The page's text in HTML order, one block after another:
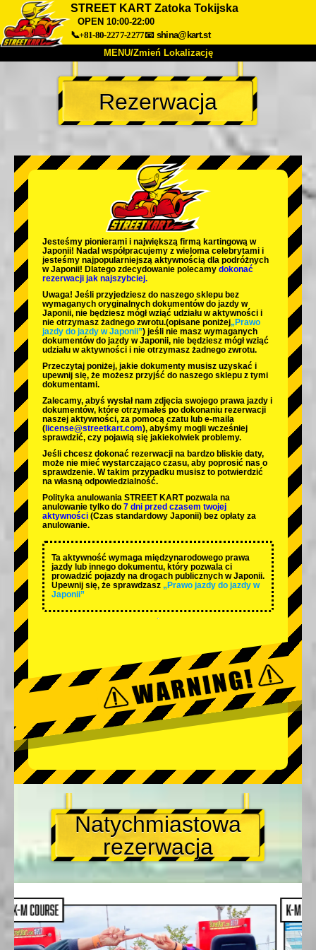
STREET KART Zatoka Tokijska
OPEN 10:00-22:00
📞+81-80-2277-2277📧 shina@kart.st
MENU/Zmień Lokalizację
O nas Specyfikacja Cena
Dojazd Opinie
Zmień Lokalizację
Tokyo Akihabara#1
Tokyo Akihabara#2
Tokyo Shibuya Annex Tokyo Bay
Tokyo Asakusa Osaka
Okinawa
Rezerwacja
Jesteśmy pionierami i największą firmą kartingową w
Japonii! Nadal współpracujemy z wieloma celebrytami i
jesteśmy najpopularniejszą aktywnością dla podróżnych
w Japonii! Dlatego zdecydowanie polecamy dokonać
rezerwacji jak najszybciej.
Uwaga! Jeśli przyjedziesz do naszego sklepu bez
wymaganych oryginalnych dokumentów do jazdy w
Japonii, nie będziesz mógł wziąć udziału w aktywności i
nie otrzymasz żadnego zwrotu.(opisane poniżej„Prawo
jazdy do jazdy w Japonii”) jeśli nie masz wymaganych
dokumentów do jazdy w Japonii, nie będziesz mógł wziąć
udziału w aktywności i nie otrzymasz żadnego zwrotu.
Przeczytaj poniżej, jakie dokumenty musisz uzyskać i
upewnij się, że możesz przyjść do naszego sklepu z tymi
dokumentami.
Zalecamy, abyś wysłał nam zdjęcia swojego prawa jazdy i
dokumentów, które otrzymałeś po dokonaniu rezerwacji
naszej aktywności, za pomocą czatu lub e-maila
( license@streetkart.com), abyśmy mogli wcześniej
sprawdzić, czy pojawią się jakiekolwiek problemy.
Jeśli chcesz dokonać rezerwacji na bardzo bliskie daty,
może nie mieć wystarczająco czasu, aby poprosić nas o
sprawdzenie. W takim przypadku musisz to potwierdzić
na własną odpowiedzialność.
Polityka anulowania STREET KART pozwala na
anulowanie tylko do 7 dni przed czasem twojej
aktywności (Czas standardowy Japonii) bez opłaty za
anulowanie.
Ta aktywność wymaga międzynarodowego prawa
jazdy lub innego dokumentu, który pozwala ci
prowadzić pojazdy na drogach publicznych w Japonii.
Upewnij się, że sprawdzasz „Prawo jazdy do jazdy w
Japonii”
Natychmiastowa
rezerwacja